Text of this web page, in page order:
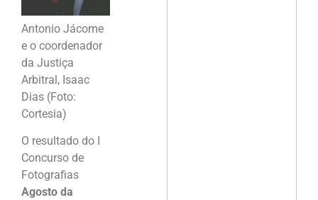
Antonio Jácome
e o coordenador
da Justiça
Arbitral, Isaac
Dias (Foto:
Cortesia)
O resultado do I
Concurso de
Fotografias
Agosto da